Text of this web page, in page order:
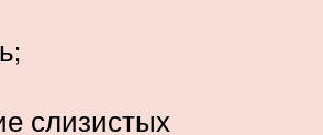
слизистых